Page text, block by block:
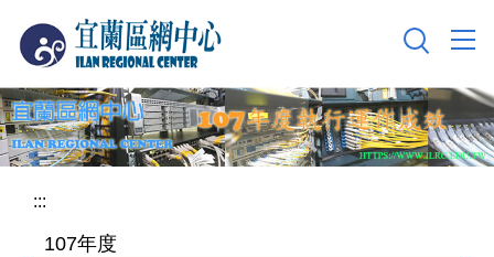
到
要
內
容
:::
107年度